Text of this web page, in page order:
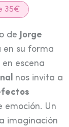
35€
de
Jorge
en su forma
escena
nos invita a
emoción. Un
imaginación